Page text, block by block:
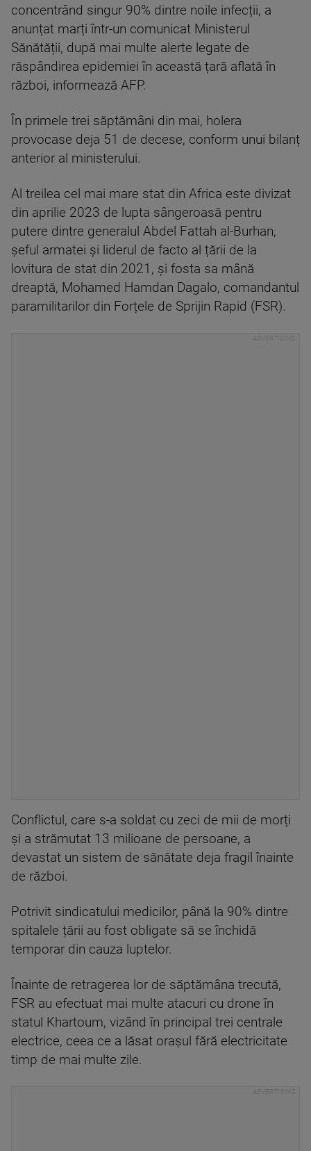
concentrând singur 90% dintre noile infecții, a
anunțat marți într-un comunicat Ministerul
Sănătății, după mai multe alerte legate de
răspândirea epidemiei în această țară aflată în
război, informează AFP.
În primele trei săptămâni din mai, holera
provocase deja 51 de decese, conform unui bilanț
anterior al ministerului.
Al treilea cel mai mare stat din Africa este divizat
din aprilie 2023 de lupta sângeroasă pentru
putere dintre generalul Abdel Fattah al-Burhan,
șeful armatei și liderul de facto al țării de la
lovitura de stat din 2021, și fosta sa mână
dreaptă, Mohamed Hamdan Dagalo, comandantul
paramilitarilor din Forțele de Sprijin Rapid (FSR).
Conflictul, care s-a soldat cu zeci de mii de morți
și a strămutat 13 milioane de persoane, a
devastat un sistem de sănătate deja fragil înainte
de război.
Potrivit sindicatului medicilor, până la 90% dintre
spitalele țării au fost obligate să se închidă
temporar din cauza luptelor.
Înainte de retragerea lor de săptămâna trecută,
FSR au efectuat mai multe atacuri cu drone în
statul Khartoum, vizând în principal trei centrale
electrice, ceea ce a lăsat orașul fără electricitate
timp de mai multe zile.